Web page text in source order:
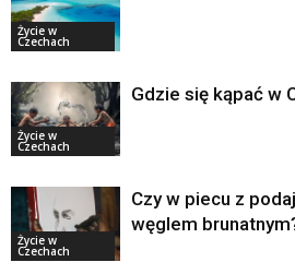
Życie w
Czechach
Życie w
Czechach
Gdzie się kąpać w
Życie w
Czechach
Czy w piecu z
węglem